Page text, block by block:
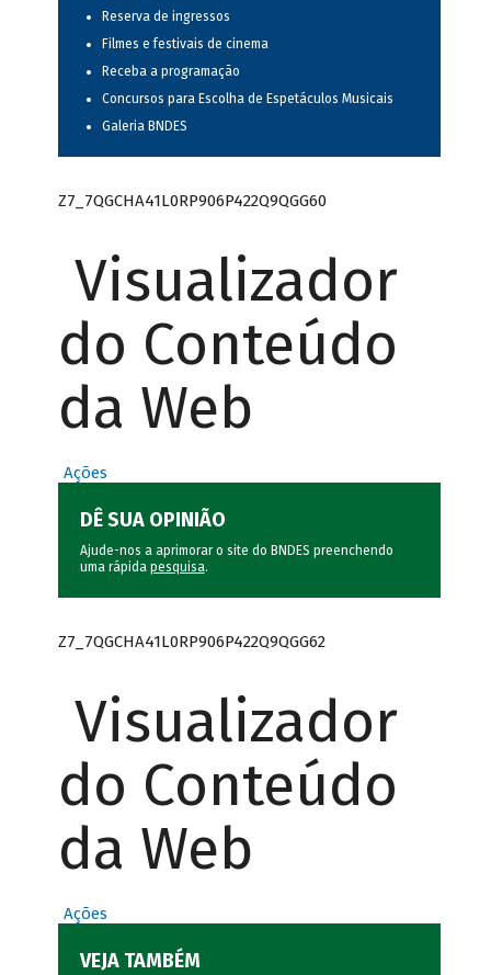
Reserva de ingressos
Filmes e festivais de cinema
Receba a programação
Concursos para Escolha de Espetáculos Musicais
Galeria BNDES
Z7_7QGCHA41L0RP906P422Q9QGG60
Visualizador
do Conteúdo
da Web
Ações
DÊ SUA OPINIÃO
Ajude-nos a aprimorar o site do BNDES preenchendo
uma rápida pesquisa.
Z7_7QGCHA41L0RP906P422Q9QGG62
Visualizador
do Conteúdo
da Web
Ações
VEJA TAMBÉM